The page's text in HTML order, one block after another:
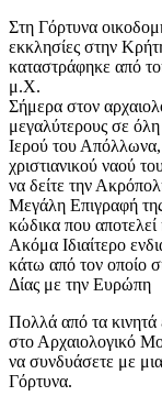
Στη Γόρτυνα
εκκλησίες στην
καταστράφηκε από
μ.Χ.
Σήμερα στον
μεγαλύτερους σε όλη
Ιερού του
χριστιανικού ναού
να δείτε την
Μεγάλη Επιγραφή
κώδικα που αποτελεί
Ακόμα Ιδιαίτερο
κάτω από τον οποίο
Δίας με την Ευρώπη
Πολλά από τα κινητά
στο Αρχαιολογικό
να συνδυάσετε με
Γόρτυνα.